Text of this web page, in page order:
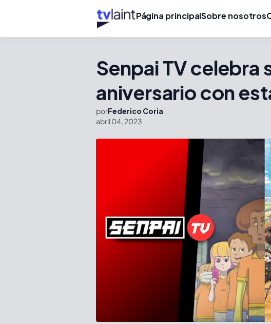
Página principalSobre nosotros
Senpai TV celebra
aniversario con
porFederico Coria
abril 04, 2023